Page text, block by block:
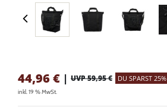
44,96 € | UVP 59,95 € DU SPARST 25%
inkl. 19 % MwSt.